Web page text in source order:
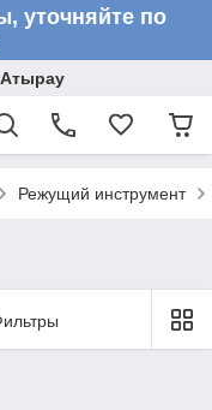
уточняйте по
Режущий инструмент